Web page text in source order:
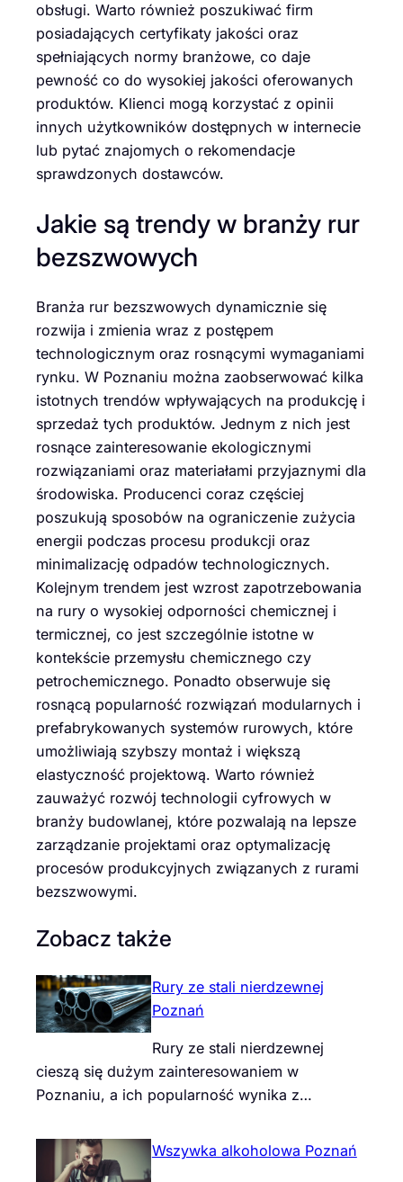
obsługi. Warto również poszukiwać firm
posiadających certyfikaty jakości oraz
spełniających normy branżowe, co daje
pewność co do wysokiej jakości oferowanych
produktów. Klienci mogą korzystać z opinii
innych użytkowników dostępnych w internecie
lub pytać znajomych o rekomendacje
sprawdzonych dostawców.
Jakie są trendy w branży rur
bezszwowych
Branża rur bezszwowych dynamicznie się
rozwija i zmienia wraz z postępem
technologicznym oraz rosnącymi wymaganiami
rynku. W Poznaniu można zaobserwować kilka
istotnych trendów wpływających na produkcję i
sprzedaż tych produktów. Jednym z nich jest
rosnące zainteresowanie ekologicznymi
rozwiązaniami oraz materiałami przyjaznymi dla
środowiska. Producenci coraz częściej
poszukują sposobów na ograniczenie zużycia
energii podczas procesu produkcji oraz
minimalizację odpadów technologicznych.
Kolejnym trendem jest wzrost zapotrzebowania
na rury o wysokiej odporności chemicznej i
termicznej, co jest szczególnie istotne w
kontekście przemysłu chemicznego czy
petrochemicznego. Ponadto obserwuje się
rosnącą popularność rozwiązań modularnych i
prefabrykowanych systemów rurowych, które
umożliwiają szybszy montaż i większą
elastyczność projektową. Warto również
zauważyć rozwój technologii cyfrowych w
branży budowlanej, które pozwalają na lepsze
zarządzanie projektami oraz optymalizację
procesów produkcyjnych związanych z rurami
bezszwowymi.
Zobacz także
Rury ze stali nierdzewnej
Poznań
Rury ze stali nierdzewnej
cieszą się dużym zainteresowaniem w
Poznaniu, a ich popularność wynika z…
Wszywka alkoholowa Poznań